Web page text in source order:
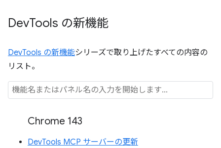
DevTools の新機能
DevTools の新機能シリーズで取り上げたすべての内容の
リスト。
Chrome 143
DevTools MCP サーバーの更新